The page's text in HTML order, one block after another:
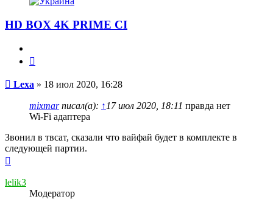
HD BOX 4K PRIME CI
Сообщение
Lexa » 18 июл 2020, 16:28
mixmarписал(а): ↑ 17 июл 2020, 18:11 правда нет
Wi-Fi адаптера
Звонил в твсат, сказали что вайфай будет в комплекте в
следующей партии.
началу
lelik3
Модератор